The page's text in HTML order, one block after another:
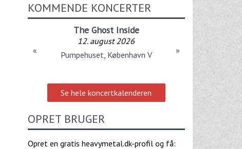
KOMMENDE KONCERTER
The Ghost Inside
12. august 2026
Pumpehuset, København V
« »
Se hele koncertkalenderen
OPRET BRUGER
Opret en gratis heavymetal.dk-profil og få: